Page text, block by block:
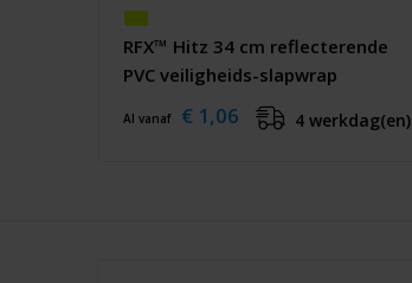
RFX™ Hitz 34 cm reflecterende
PVC veiligheids-slapwrap
Al vanaf € 1,06 4 werkdag(en)